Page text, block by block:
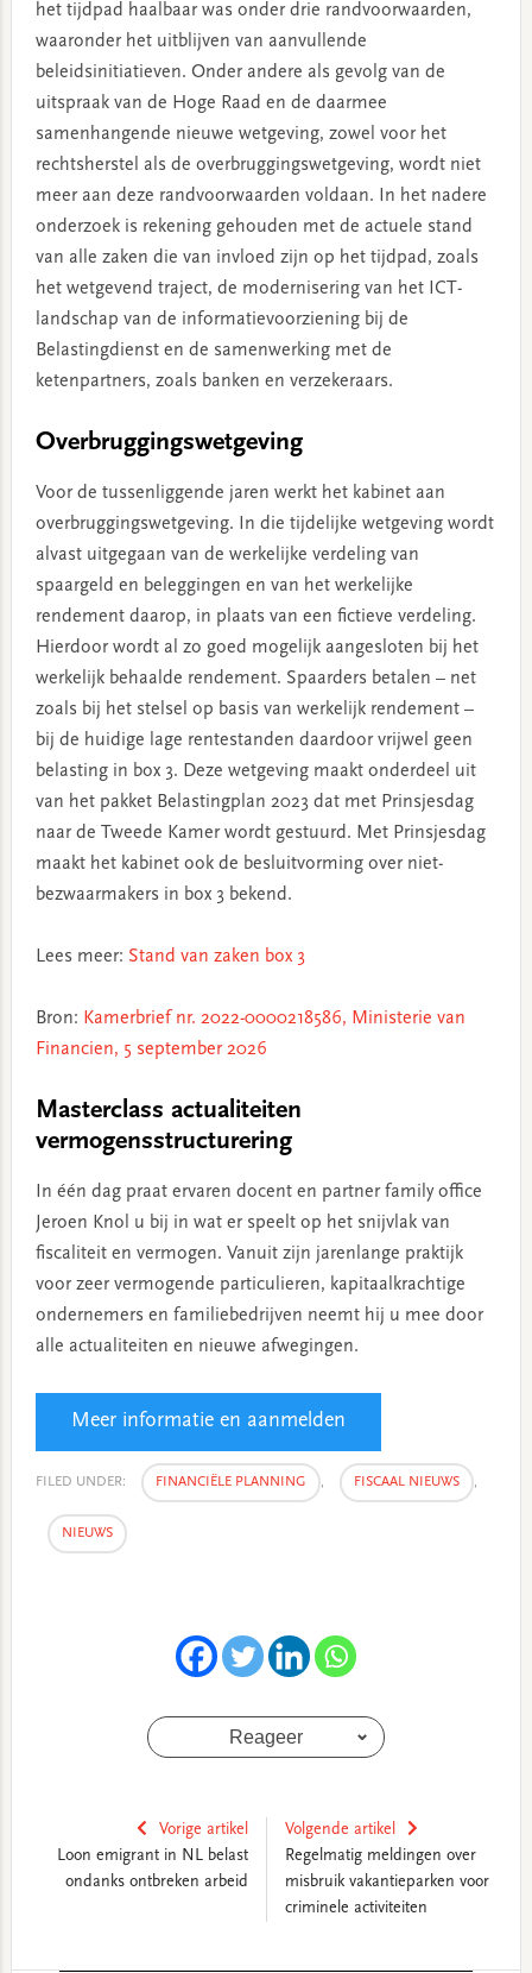
het tijdpad haalbaar was onder drie randvoorwaarden,
waaronder het uitblijven van aanvullende
beleidsinitiatieven. Onder andere als gevolg van de
uitspraak van de Hoge Raad en de daarmee
samenhangende nieuwe wetgeving, zowel voor het
rechtsherstel als de overbruggingswetgeving, wordt niet
meer aan deze randvoorwaarden voldaan. In het nadere
onderzoek is rekening gehouden met de actuele stand
van alle zaken die van invloed zijn op het tijdpad, zoals
het wetgevend traject, de modernisering van het ICT-
landschap van de informatievoorziening bij de
Belastingdienst en de samenwerking met de
ketenpartners, zoals banken en verzekeraars.
Overbruggingswetgeving
Voor de tussenliggende jaren werkt het kabinet aan
overbruggingswetgeving. In die tijdelijke wetgeving wordt
alvast uitgegaan van de werkelijke verdeling van
spaargeld en beleggingen en van het werkelijke
rendement daarop, in plaats van een fictieve verdeling.
Hierdoor wordt al zo goed mogelijk aangesloten bij het
werkelijk behaalde rendement. Spaarders betalen – net
zoals bij het stelsel op basis van werkelijk rendement –
bij de huidige lage rentestanden daardoor vrijwel geen
belasting in box 3. Deze wetgeving maakt onderdeel uit
van het pakket Belastingplan 2023 dat met Prinsjesdag
naar de Tweede Kamer wordt gestuurd. Met Prinsjesdag
maakt het kabinet ook de besluitvorming over niet-
bezwaarmakers in box 3 bekend.
Lees meer: Stand van zaken box 3
Bron: Kamerbrief nr. 2022-0000218586, Ministerie van
Financien, 5 september 2026
Masterclass actualiteiten
vermogensstructurering
In één dag praat ervaren docent en partner family office
Jeroen Knol u bij in wat er speelt op het snijvlak van
fiscaliteit en vermogen. Vanuit zijn jarenlange praktijk
voor zeer vermogende particulieren, kapitaalkrachtige
ondernemers en familiebedrijven neemt hij u mee door
alle actualiteiten en nieuwe afwegingen.
Meer informatie en aanmelden
FILED UNDER: FINANCIËLE PLANNING , FISCAAL NIEUWS ,
NIEUWS
Reageer
Vorige artikel
Loon emigrant in NL belast
ondanks ontbreken arbeid
Volgende artikel
Regelmatig meldingen over
misbruik vakantieparken voor
criminele activiteiten